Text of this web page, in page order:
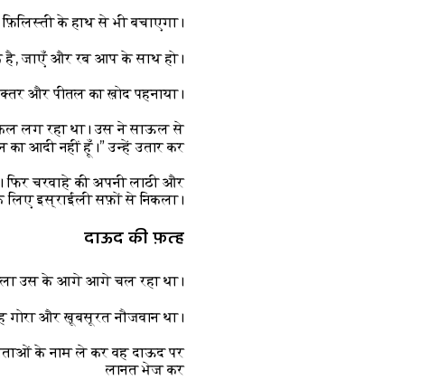
के हाथ से भी बचाएगा।”
है, जाएँ और रब आप के साथ हो।”
और पीतल का ख़ोद पहनाया।
लग रहा था। उस ने साऊल से
आदी नहीं हूँ।” उन्हें उतार कर
चरवाहे की अपनी लाठी और
इस्राईली सफ़ों से निकला।
दाऊद की फ़त्ह
उस के आगे आगे चल रहा था।
और ख़ूबसूरत नौजवान था।
के नाम ले कर वह दाऊद पर
लानत भेज कर